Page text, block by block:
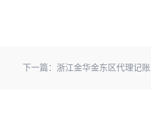
下一篇： 浙江金华金东区代理记账